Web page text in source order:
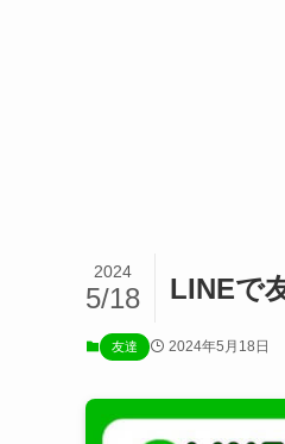
LINEで
2024
5/18
友達 2024年5月18日